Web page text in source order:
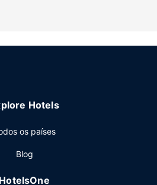
Wi-fi grátis, utilização grátis de
Inn and Suites. Peça o seu
pequeno-almoço continental
Hotels
os países
Blog
HotelsOne